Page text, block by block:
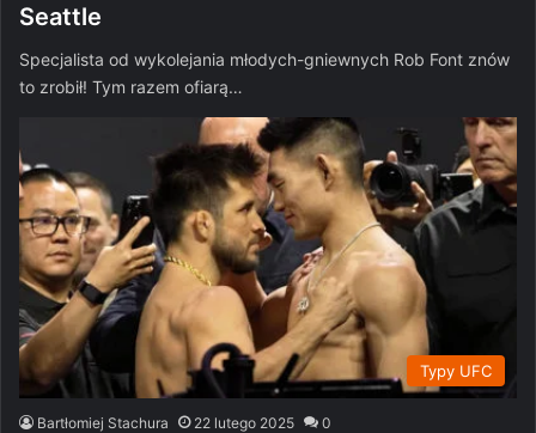
Seattle
Specjalista od wykolejania młodych-gniewnych Rob Font znów
to zrobił! Tym razem ofiarą…
Typy UFC
Bartłomiej Stachura 22 lutego 2025 0